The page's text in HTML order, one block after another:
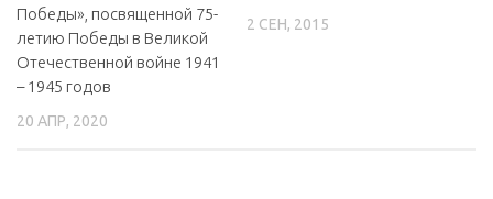
Победы», посвященной 75-
летию Победы в Великой
Отечественной войне 1941
– 1945 годов
20 АПР, 2020
2 СЕН, 2015